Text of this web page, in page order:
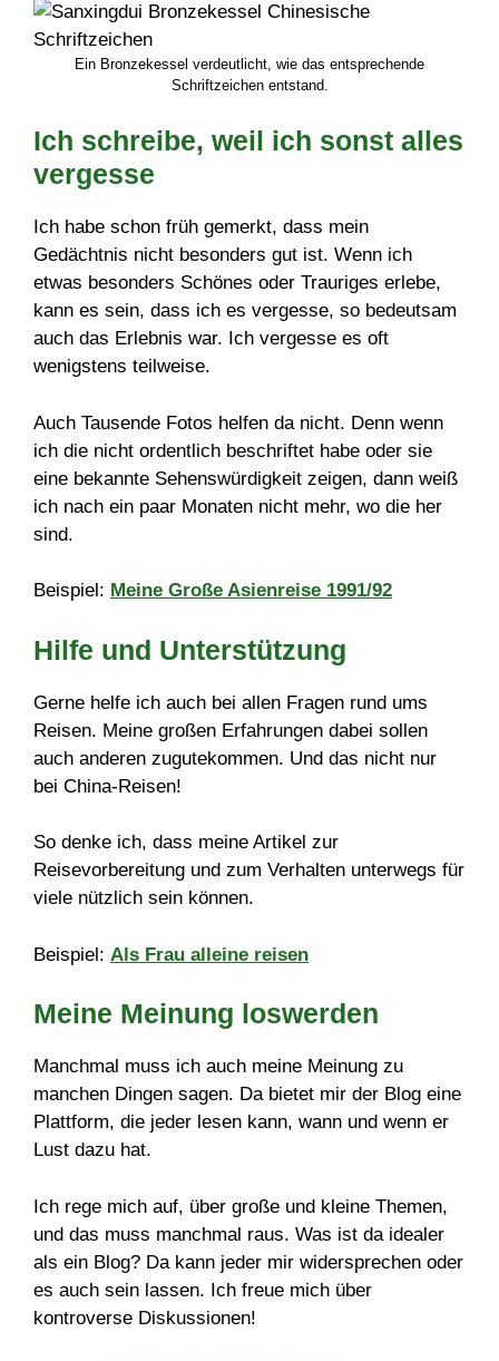
Ein Bronzekessel verdeutlicht, wie das entsprechende
Schriftzeichen entstand.
Ich schreibe, weil ich sonst alles
vergesse
Ich habe schon früh gemerkt, dass mein
Gedächtnis nicht besonders gut ist. Wenn ich
etwas besonders Schönes oder Trauriges erlebe,
kann es sein, dass ich es vergesse, so bedeutsam
auch das Erlebnis war. Ich vergesse es oft
wenigstens teilweise.
Auch Tausende Fotos helfen da nicht. Denn wenn
ich die nicht ordentlich beschriftet habe oder sie
eine bekannte Sehenswürdigkeit zeigen, dann weiß
ich nach ein paar Monaten nicht mehr, wo die her
sind.
Beispiel: Meine Große Asienreise 1991/92
Hilfe und Unterstützung
Gerne helfe ich auch bei allen Fragen rund ums
Reisen. Meine großen Erfahrungen dabei sollen
auch anderen zugutekommen. Und das nicht nur
bei China-Reisen!
So denke ich, dass meine Artikel zur
Reisevorbereitung und zum Verhalten unterwegs für
viele nützlich sein können.
Beispiel: Als Frau alleine reisen
Meine Meinung loswerden
Manchmal muss ich auch meine Meinung zu
manchen Dingen sagen. Da bietet mir der Blog eine
Plattform, die jeder lesen kann, wann und wenn er
Lust dazu hat.
Ich rege mich auf, über große und kleine Themen,
und das muss manchmal raus. Was ist da idealer
als ein Blog? Da kann jeder mir widersprechen oder
es auch sein lassen. Ich freue mich über
kontroverse Diskussionen!